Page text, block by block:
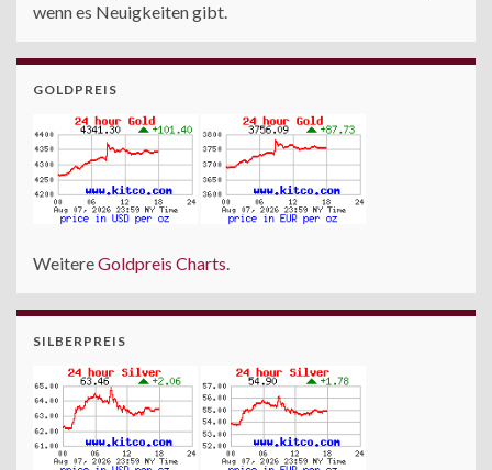
wenn es Neuigkeiten gibt.
GOLDPREIS
WeitereGoldpreis Charts.
SILBERPREIS